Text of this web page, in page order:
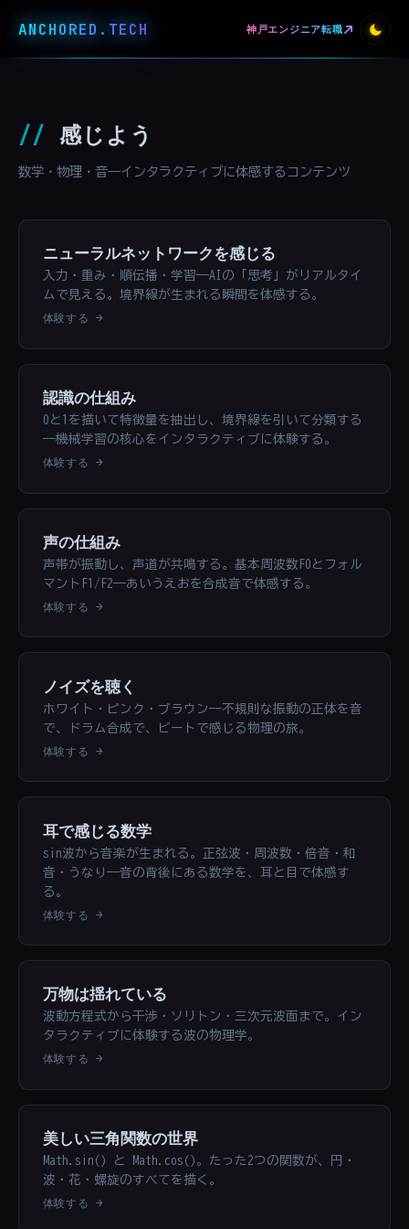
ANCHORED . TECH 神戸エンジニア転職
// 感じよう
数学・物理・音——インタラクティブに体感するコンテンツ
ニューラルネットワークを感じる
入力・重み・順伝播・学習——AIの「思考」がリアルタイ
ムで見える。境界線が生まれる瞬間を体感する。
体験する →
認識の仕組み
0と1を描いて特徴量を抽出し、境界線を引いて分類する
——機械学習の核心をインタラクティブに体験する。
体験する →
声の仕組み
声帯が振動し、声道が共鳴する。基本周波数F0とフォル
マントF1/F2——あいうえおを合成音で体感する。
体験する →
ノイズを聴く
ホワイト・ピンク・ブラウン——不規則な振動の正体を音
で、ドラム合成で、ビートで感じる物理の旅。
体験する →
耳で感じる数学
sin波から音楽が生まれる。正弦波・周波数・倍音・和
音・うなり——音の背後にある数学を、耳と目で体感す
る。
体験する →
万物は揺れている
波動方程式から干渉・ソリトン・三次元波面まで。イン
タラクティブに体験する波の物理学。
体験する →
美しい三角関数の世界
Math.sin() と Math.cos()。たった2つの関数が、円・
波・花・螺旋のすべてを描く。
体験する →